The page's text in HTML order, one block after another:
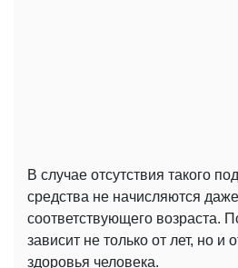
В случае отсутствия такого
средства не начисляются
соответствующего возраста.
зависит не только от лет, но и
здоровья человека.